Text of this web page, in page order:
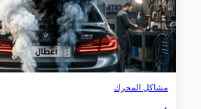
مشاكل المحرك